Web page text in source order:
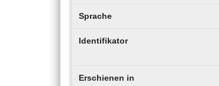
Sprache
Identifikator
Erschienen in